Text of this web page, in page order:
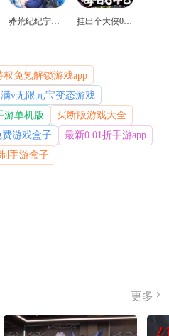
莽荒纪纪宁传奇0.1折送无限连抽版
权免氪解锁游戏app
满v无限元宝变态游戏
游单机版
买断版游戏大全
费游戏盒子
最新0.01折手游app
手游盒子
更多